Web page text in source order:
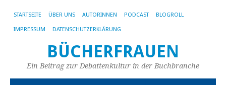
STARTSEITE ÜBER UNS AUTORINNEN PODCAST BLOGROLL
IMPRESSUM DATENSCHUTZERKLÄRUNG
BÜCHERFRAUEN
Ein Beitrag zur Debattenkultur in der Buchbranche